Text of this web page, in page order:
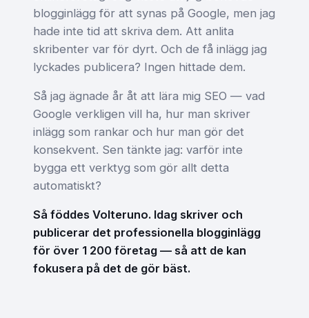
blogginlägg för att synas på Google, men jag
hade inte tid att skriva dem. Att anlita
skribenter var för dyrt. Och de få inlägg jag
lyckades publicera? Ingen hittade dem.
Så jag ägnade år åt att lära mig SEO — vad
Google verkligen vill ha, hur man skriver
inlägg som rankar och hur man gör det
konsekvent. Sen tänkte jag: varför inte
bygga ett verktyg som gör allt detta
automatiskt?
Så föddes Volteruno. Idag skriver och
publicerar det professionella blogginlägg
för över 1 200 företag — så att de kan
fokusera på det de gör bäst.